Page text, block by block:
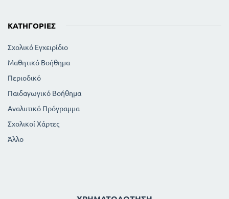
ΚΑΤΗΓΟΡΊΕΣ
Σχολικό Εγχειρίδιο
Μαθητικό Βοήθημα
Περιοδικό
Παιδαγωγικό Βοήθημα
Αναλυτικό Πρόγραμμα
Σχολικοί Χάρτες
Άλλο